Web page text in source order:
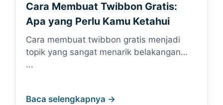
Cara Membuat Twibbon Gratis:
Apa yang Perlu Kamu Ketahui
Cara membuat twibbon gratis menjadi
topik yang sangat menarik belakangan…
...
Baca selengkapnya →